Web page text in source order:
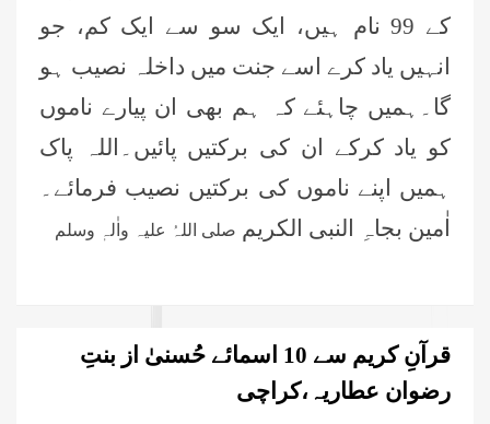
کے 99 نام ہیں، ایک سو سے ایک کم، جو
انہیں یاد کرے اسے جنت میں داخلہ نصیب ہو
گا۔ہمیں چاہئے کہ ہم بھی ان پیارے ناموں
کو یاد کرکے ان کی برکتیں پائیں۔اللہ پاک
ہمیں اپنے ناموں کی برکتیں نصیب فرمائے۔
اٰمین بجاہِ النبی الکریم صلی اللہُ علیہ واٰلہٖ وسلم
قرآنِ کریم سے 10 اسمائے حُسنیٰ از بنتِ
رضوان عطاریہ،کراچی